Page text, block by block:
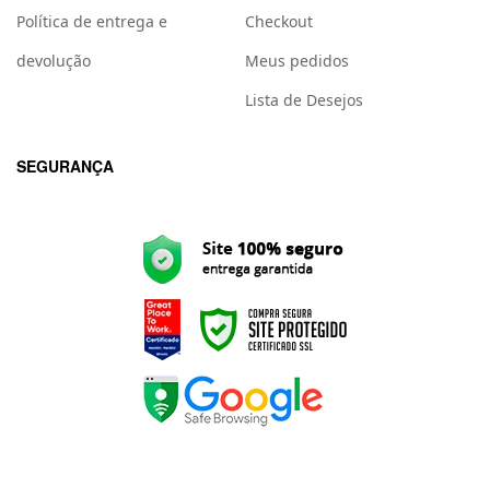
Política de entrega e
devolução
Checkout
Meus pedidos
Lista de Desejos
SEGURANÇA